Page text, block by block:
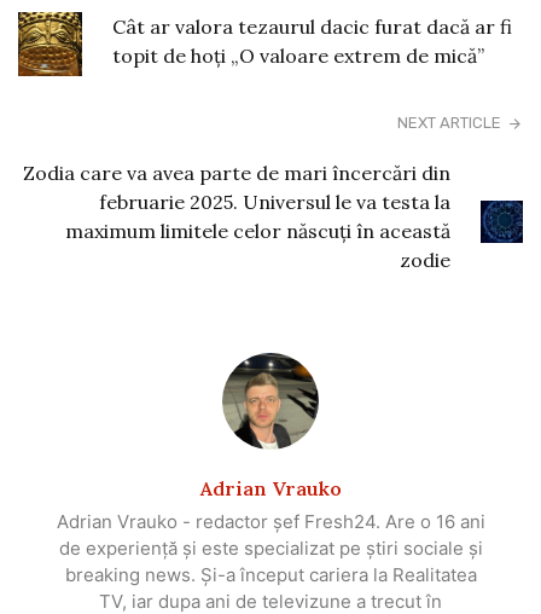
Cât ar valora tezaurul dacic furat dacă ar fi
topit de hoți „O valoare extrem de mică”
NEXT ARTICLE
Zodia care va avea parte de mari încercări din
februarie 2025. Universul le va testa la
maximum limitele celor născuți în această
zodie
Adrian Vrauko
Adrian Vrauko - redactor șef Fresh24. Are o 16 ani
de experiență și este specializat pe știri sociale și
breaking news. Și-a început cariera la Realitatea
TV, iar dupa ani de televizune a trecut în